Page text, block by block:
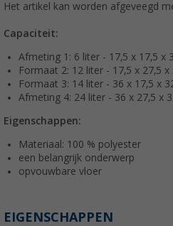
Het artikel kan worden afgeveegd
Capaciteit:
Afmeting 1: 6 liter - 17,5 x 17,5 x
Formaat 2: 12 liter - 17,5 x 27,5 x
Formaat 3: 14 liter - 36 x 17,5 x
Afmeting 4: 24 liter - 36 x 27,5 x
Eigenschappen:
Materiaal: 100 % polyester
een belangrijk onderwerp
opvouwbare vloer
EIGENSCHAPPEN